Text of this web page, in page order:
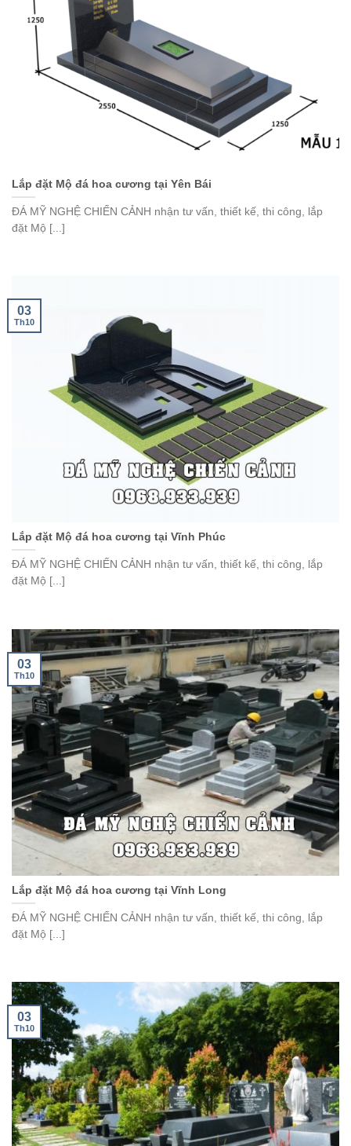
Lắp đặt Mộ đá hoa cương tại Yên Bái
ĐÁ MỸ NGHỆ CHIẾN CẢNH nhận tư vấn, thiết kế, thi công, lắp
đặt Mộ [...]
Lắp đặt Mộ đá hoa cương tại Vĩnh Phúc
ĐÁ MỸ NGHỆ CHIẾN CẢNH nhận tư vấn, thiết kế, thi công, lắp
đặt Mộ [...]
03
Th10
Lắp đặt Mộ đá hoa cương tại Vĩnh Long
ĐÁ MỸ NGHỆ CHIẾN CẢNH nhận tư vấn, thiết kế, thi công, lắp
đặt Mộ [...]
03
Th10
03
Th10